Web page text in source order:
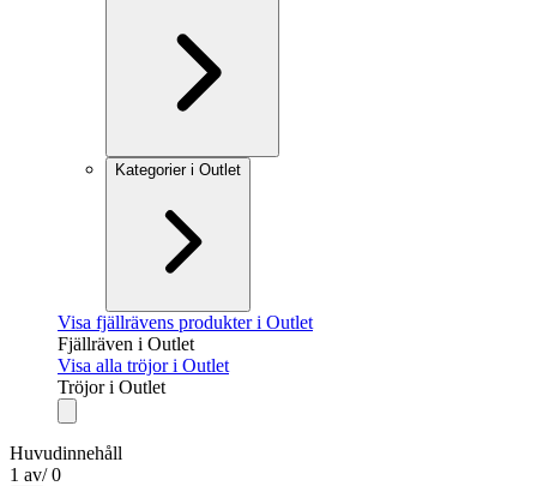
Kategorier i Outlet
Visa fjällrävens produkter i Outlet
Fjällräven i Outlet
Visa alla tröjor i Outlet
Tröjor i Outlet
Huvudinnehåll
1 av/ 0